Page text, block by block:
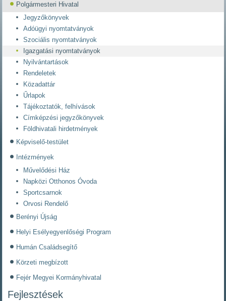
Polgármesteri Hivatal
Jegyzőkönyvek
Adóügyi nyomtatványok
Szociális nyomtatványok
Igazgatási nyomtatványok
Nyilvántartások
Rendeletek
Közadattár
Űrlapok
Tájékoztatók, felhívások
Címképzési jegyzőkönyvek
Földhivatali hirdetmények
Képviselő-testület
Intézmények
Művelődési Ház
Napközi Otthonos Óvoda
Sportcsarnok
Orvosi Rendelő
Berényi Újság
Helyi Esélyegyenlőségi Program
Humán Családsegítő
Körzeti megbízott
Fejér Megyei Kormányhivatal
Fejlesztések